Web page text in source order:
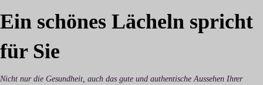
Ein schönes Lächeln spricht
für Sie
Nicht nur die Gesundheit, auch das gute und authentische Aussehen Ihrer